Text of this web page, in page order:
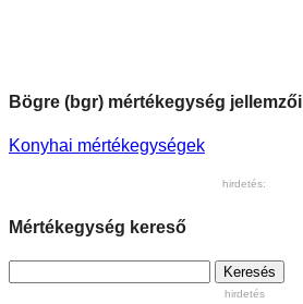
Bögre (bgr) mértékegység jellemzői
Konyhai mértékegységek
hirdetés:
Mértékegység kereső
hirdetés